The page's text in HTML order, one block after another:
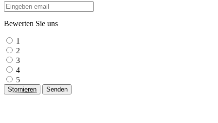
Bewerten Sie uns
1
2
3
4
5
Stornieren Senden